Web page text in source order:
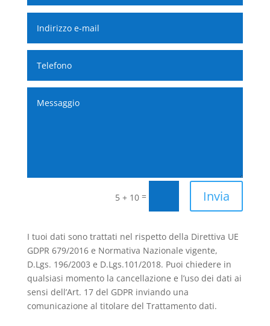
5 + 10 = Invia
I tuoi dati sono trattati nel rispetto della Direttiva UE
GDPR 679/2016 e Normativa Nazionale vigente,
D.Lgs. 196/2003 e D.Lgs.101/2018. Puoi chiedere in
qualsiasi momento la cancellazione e l’uso dei dati ai
sensi dell’Art. 17 del GDPR inviando una
comunicazione al titolare del Trattamento dati.